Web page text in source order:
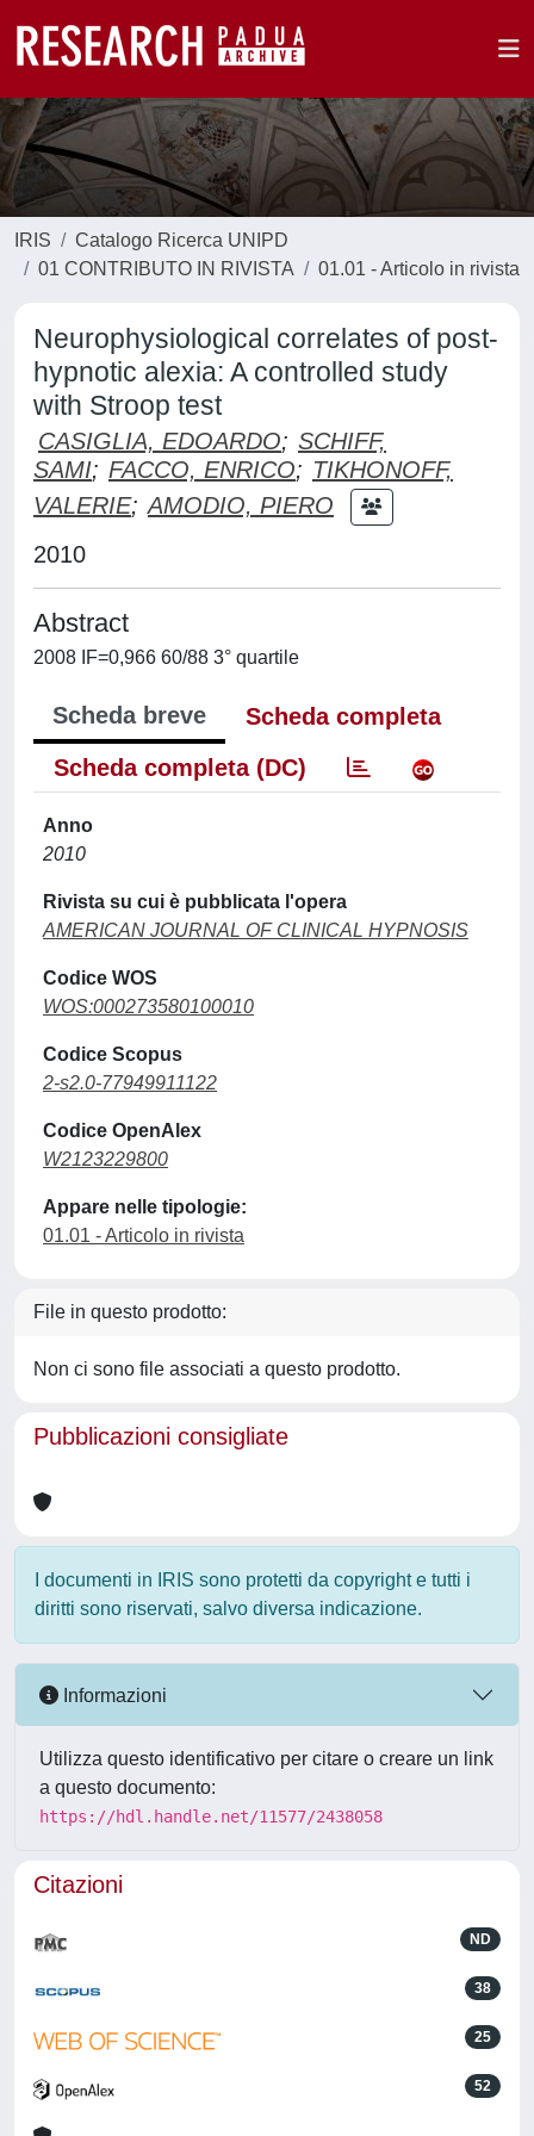
IRIS
Catalogo Ricerca UNIPD
01 CONTRIBUTO IN RIVISTA
01.01 - Articolo in rivista
Neurophysiological correlates of post-
hypnotic alexia: A controlled study
with Stroop test
CASIGLIA, EDOARDO; SCHIFF,
SAMI; FACCO, ENRICO; TIKHONOFF,
VALERIE; AMODIO, PIERO
2010
Abstract
2008 IF=0,966 60/88 3° quartile
Scheda breve
Scheda completa
Scheda completa (DC)
Anno
2010
Rivista su cui è pubblicata l'opera
AMERICAN JOURNAL OF CLINICAL HYPNOSIS
Codice WOS
WOS:000273580100010
Codice Scopus
2-s2.0-77949911122
Codice OpenAlex
W2123229800
Appare nelle tipologie:
01.01 - Articolo in rivista
File in questo prodotto:
Non ci sono file associati a questo prodotto.
Pubblicazioni consigliate
I documenti in IRIS sono protetti da copyright e tutti i
diritti sono riservati, salvo diversa indicazione.
Informazioni
Utilizza questo identificativo per citare o creare un link
a questo documento:
https://hdl.handle.net/11577/2438058
Citazioni
ND
38
25
52